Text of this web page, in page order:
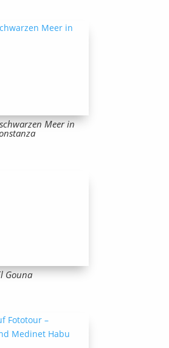
Meer in
Gouna